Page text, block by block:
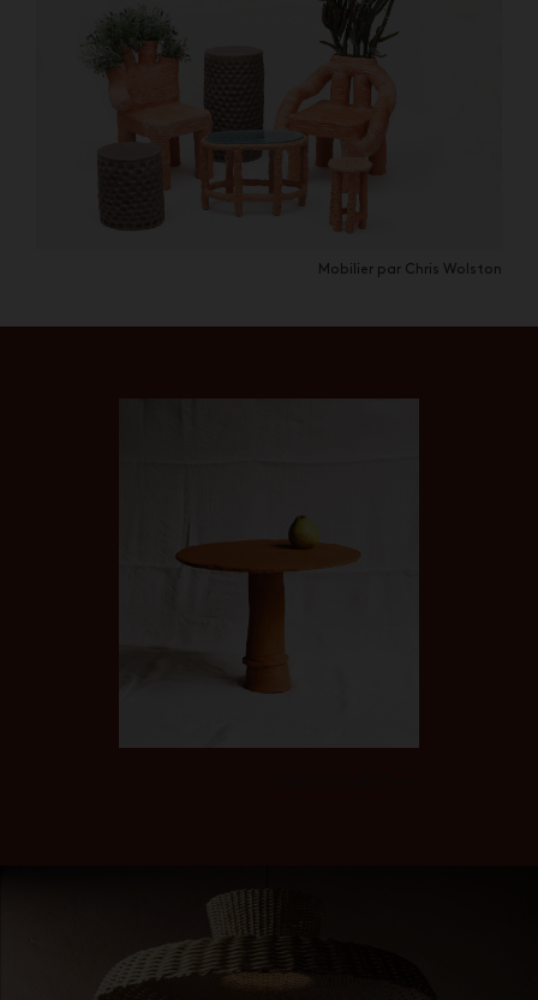
Mobilier par Chris Wolston